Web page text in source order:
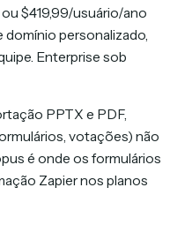
$419,99/usuário/ano
domínio personalizado,
Enterprise sob
PPTX e PDF,
votações) não
é onde os formulários
Zapier nos planos